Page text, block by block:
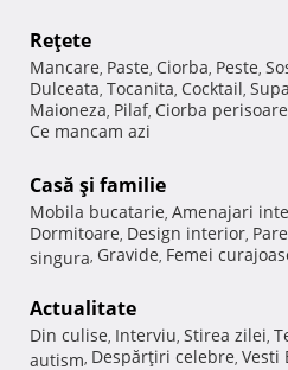
Reţete
Mancare, Paste, Ciorba, Peste,
Dulceata, Tocanita, Cocktail,
Maioneza, Pilaf, Ciorba perisoare
Ce mancam azi
Casă şi familie
Mobila bucatarie, Amenajari
Dormitoare, Design interior,
singura, Gravide, Femei
Actualitate
Din culise, Interviu, Stirea zilei,
autism, Despărţiri celebre, Vesti